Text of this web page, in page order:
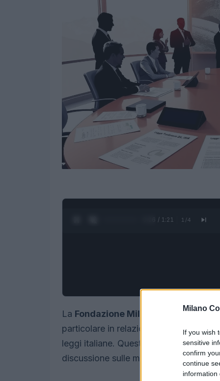
Milano
If you wish
sensitive
confirm
continue
information
0:27 / 1:21 1 /4
La Fondazione Milano-Cortina 2026
particolare in relazione alla suanatura
leggi italiane. Questo articolo
discussione sulle modalità di gestione